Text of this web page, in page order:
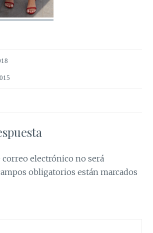
electrónico no será
obligatorios están marcados